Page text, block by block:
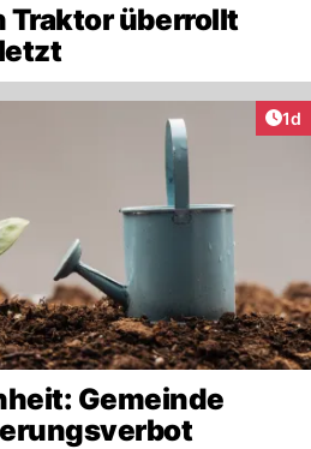
Traktor überrollt
1d
Gemeinde